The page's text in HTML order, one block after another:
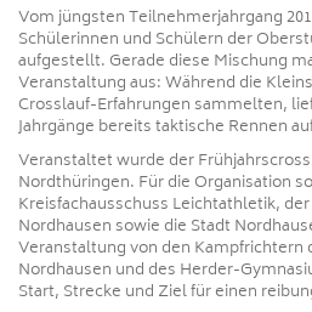
Vom jüngsten Teilnehmerjahrgang
Schülerinnen und Schülern der
aufgestellt. Gerade diese Mischung
Veranstaltung aus: Während die
Crosslauf-Erfahrungen sammelten,
Jahrgänge bereits taktische Rennen
Veranstaltet wurde der
Nordthüringen. Für die Organisation
Kreisfachausschuss Leichtathletik,
Nordhausen sowie die Stadt
Veranstaltung von den
Nordhausen und des Herder-
Start, Strecke und Ziel für einen